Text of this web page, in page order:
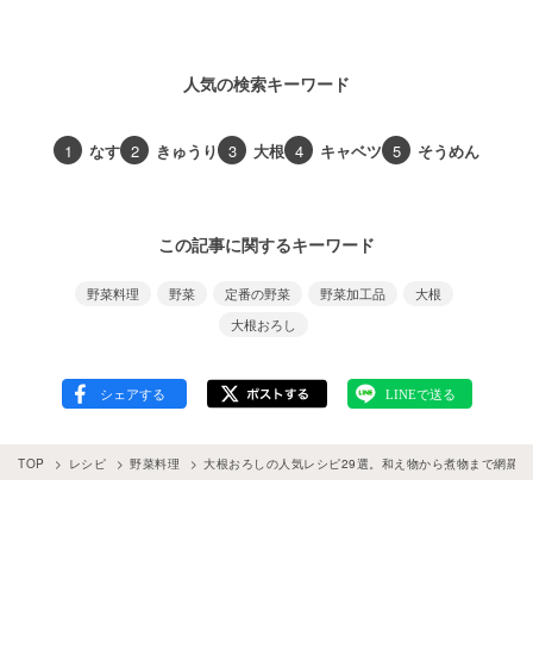
人気の検索キーワード
1 なす 2 きゅうり 3 大根 4 キャベツ 5 そうめん
この記事に関するキーワード
野菜料理 野菜 定番の野菜 野菜加工品
大根
大根おろし
TOP レシピ 野菜料理 大根おろしの人気レシピ29選。和え物から煮物まで網羅！